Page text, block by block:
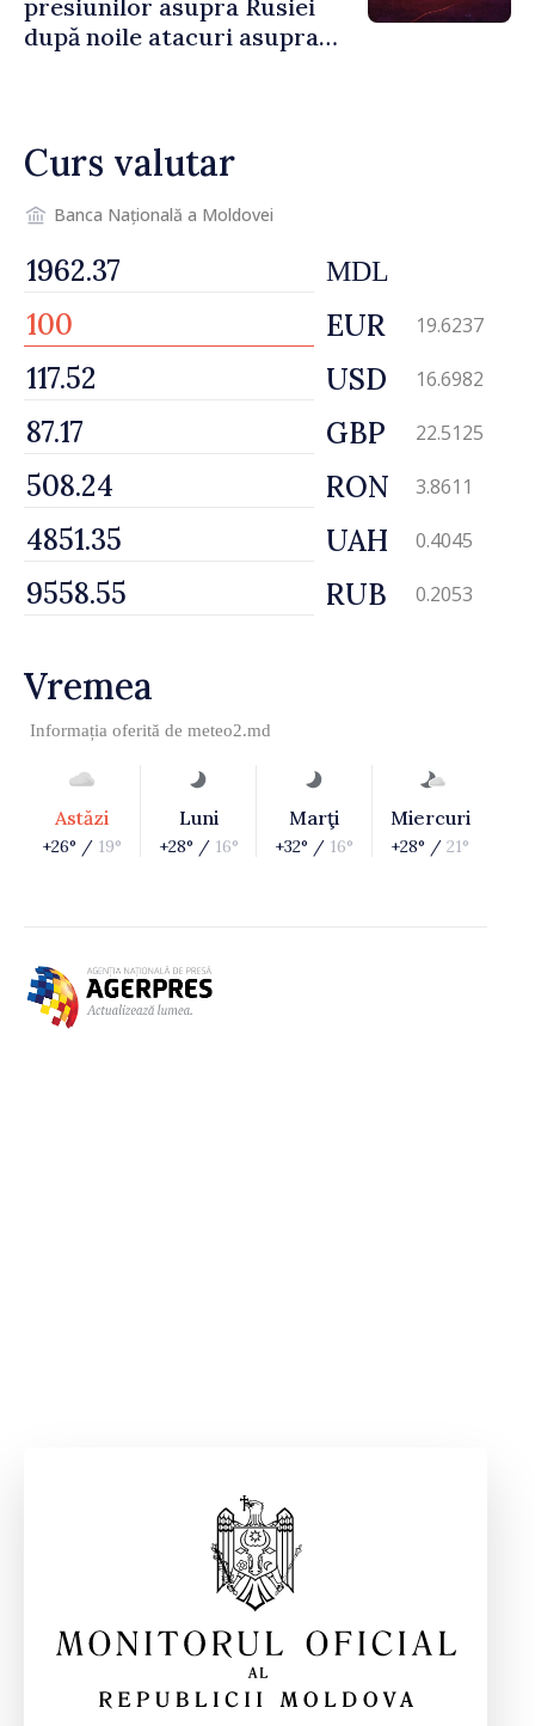
presiunilor asupra Rusiei
după noile atacuri asupra
Curs valutar
Banca Națională a Moldovei
MDL
EUR 19.6237
USD 16.6982
GBP 22.5125
RON 3.8611
UAH 0.4045
RUB 0.2053
Vremea
Informația oferită de meteo2.md
Astăzi
+26° / 19°
Luni
+28° / 16°
Marţi
+32° / 16°
Miercuri
+28° / 21°